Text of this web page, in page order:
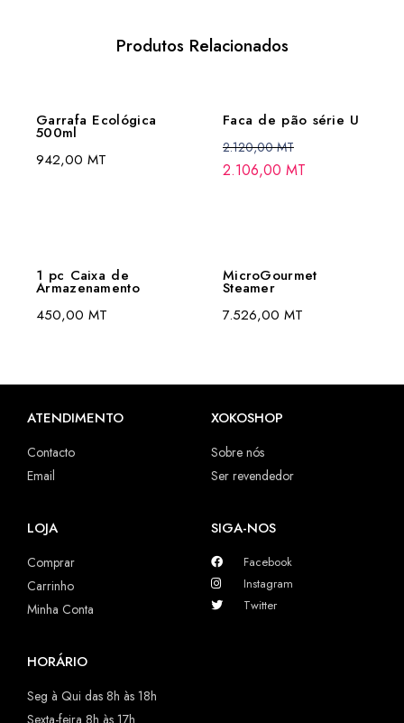
Produtos Relacionados
Garrafa Ecológica
500ml
942,00 MT
Faca de pão série U
2.120,00MT
2.106,00 MT
1 pc Caixa de
Armazenamento
450,00 MT
MicroGourmet
Steamer
7.526,00 MT
ATENDIMENTO
Contacto
Email
XOKOSHOP
Sobre nós
Ser revendedor
LOJA
Comprar
Carrinho
Minha Conta
SIGA-NOS
Facebook
Instagram
Twitter
HORÁRIO
Seg à Qui das 8h às 18h
Sexta-feira 8h às 17h